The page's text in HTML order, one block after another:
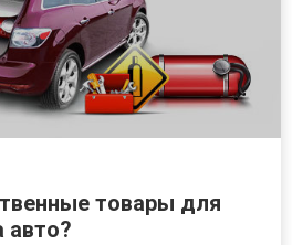
товары для
авто?